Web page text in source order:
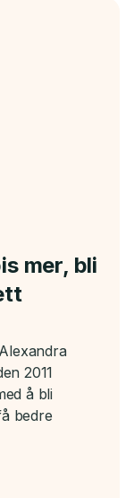
mer, bli
2011
å bli
bedre